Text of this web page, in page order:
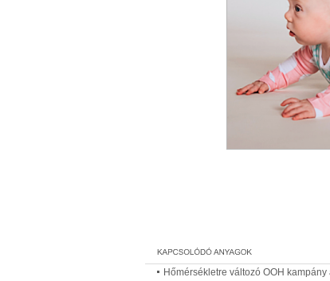
Hőmérsékletre változó OOH kampány